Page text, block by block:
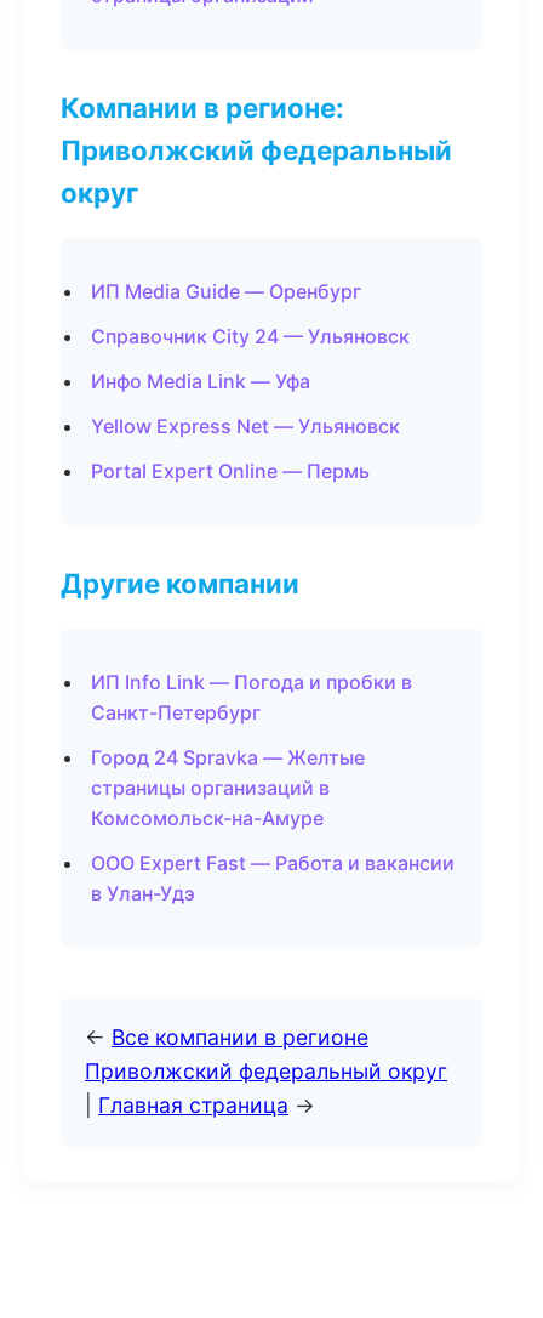
Компании в регионе:
Приволжский федеральный
округ
ИП Media Guide — Оренбург
Справочник City 24 — Ульяновск
Инфо Media Link — Уфа
Yellow Express Net — Ульяновск
Portal Expert Online — Пермь
Другие компании
ИП Info Link — Погода и пробки в
Санкт-Петербург
Город 24 Spravka — Желтые
страницы организаций в
Комсомольск-на-Амуре
ООО Expert Fast — Работа и вакансии
в Улан-Удэ
← Все компании в регионе
Приволжский федеральный округ
Главная страница →